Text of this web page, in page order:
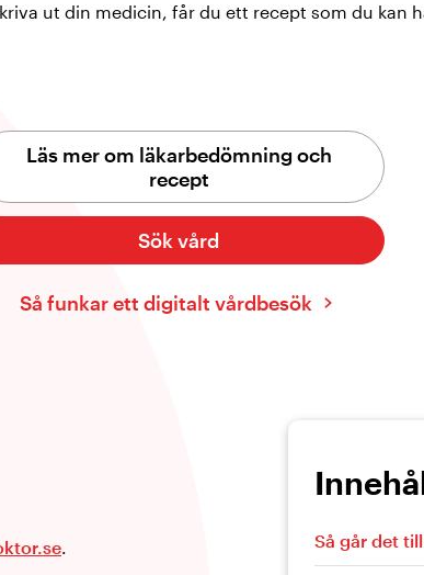
ut din medicin, får du ett recept som du kan
Läs mer om läkarbedömning och
recept
Sök vård
Så funkar ett digitalt vårdbesök
. Så går det till